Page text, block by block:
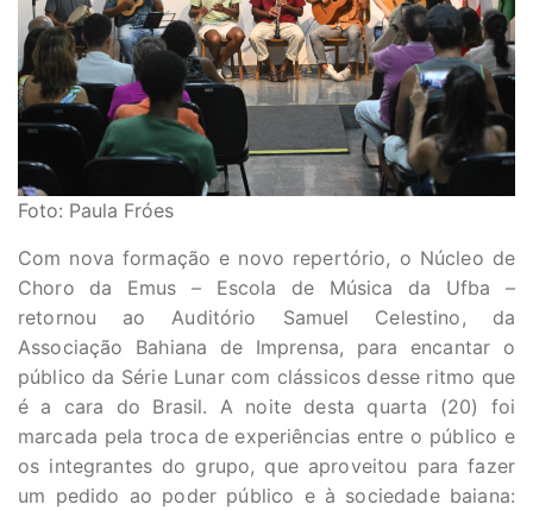
Foto: Paula Fróes
Com nova formação e novo repertório, o Núcleo de
Choro da Emus – Escola de Música da Ufba –
retornou ao Auditório Samuel Celestino, da
Associação Bahiana de Imprensa, para encantar o
público da Série Lunar com clássicos desse ritmo que
é a cara do Brasil. A noite desta quarta (20) foi
marcada pela troca de experiências entre o público e
os integrantes do grupo, que aproveitou para fazer
um pedido ao poder público e à sociedade baiana: